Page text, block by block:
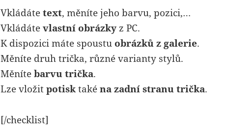
Vkládátetext, měníte jeho barvu, pozici,…
Vkládátevlastní obrázkyz PC.
K dispozici máte spoustu obrázků z galerie.
Měníte druh trička, různé varianty stylů.
Měnítebarvu trička.
Lze vložitpotisktakéna zadní stranu trička.
[/checklist]